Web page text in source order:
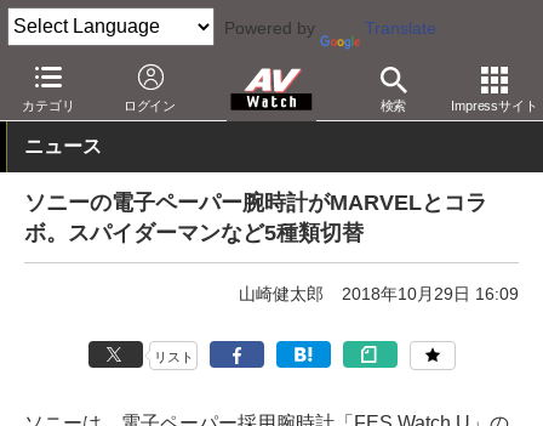
Powered by Translate
カテゴリ ログイン 検索 Impressサイト
AV Watch 製品 スマホアクセサリ
ニュース
ソニーの電子ペーパー腕時計がMARVELとコラ
ボ。スパイダーマンなど5種類切替
山崎健太郎 2018年10月29日 16:09
リスト